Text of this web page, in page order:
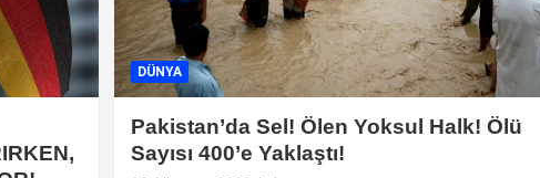
DÜNYA
Pakistan’da Sel! Ölen Yoksul Halk! Ölü
Sayısı 400’e Yaklaştı!